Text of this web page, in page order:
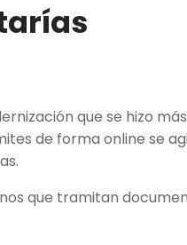
que se hizo
de forma online se
que tramitan